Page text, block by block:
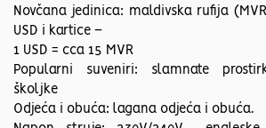
Novčana jedinica: maldivska rufija
USD i kartice –
1 USD = cca 15 MVR
Popularni suveniri: slamnate
školjke
Odjeća i obuća: lagana odjeća i obuća.